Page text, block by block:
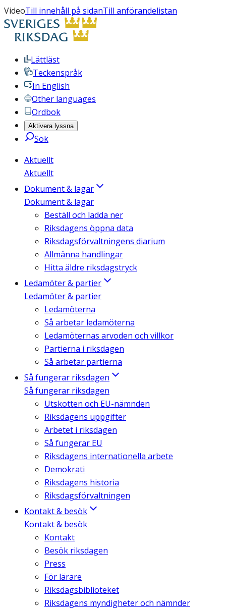
VideoTill innehåll på sidanTill anförandelistan
Lättläst
Teckenspråk
In English
Other languages
Ordbok
Aktivera lyssna
Sök
Aktuellt
Aktuellt
Dokument & lagar
Dokument & lagar
Beställ och ladda ner
Riksdagens öppna data
Riksdagsförvaltningens diarium
Allmänna handlingar
Hitta äldre riksdagstryck
Ledamöter & partier
Ledamöter & partier
Ledamöterna
Så arbetar ledamöterna
Ledamöternas arvoden och villkor
Partierna i riksdagen
Så arbetar partierna
Så fungerar riksdagen
Så fungerar riksdagen
Utskotten och EU-nämnden
Riksdagens uppgifter
Arbetet i riksdagen
Så fungerar EU
Riksdagens internationella arbete
Demokrati
Riksdagens historia
Riksdagsförvaltningen
Kontakt & besök
Kontakt & besök
Kontakt
Besök riksdagen
Press
För lärare
Riksdagsbiblioteket
Riksdagens myndigheter och nämnder